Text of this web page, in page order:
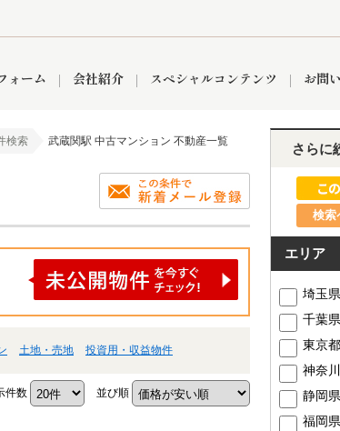
検索履歴
団体信用保険 購入するメリット
査定依頼フォーム
士見市 新座市 清瀬市 練馬区
ォーム
【東京】補助金・助成金
会社紹介
総合不動産の強み インフォメーション
りケ丘営業所 秋津営業所 東久留米営業所
スペシャルコンテンツ
期間限定キャンペーン
お問
プライバシーポリシー
検索 武蔵関駅 中古マンション 不動産一覧
土地・売地 投資用・収益物件
件数 並び順
さらに
検索
エリア
埼玉県
千葉県
東京都
神奈
静岡県
福岡県